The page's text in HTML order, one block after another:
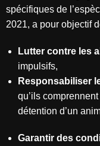
spécifiques de
2021, a pour objectif
Lutter contre les
impulsifs,
Responsabiliser
qu’ils
détention d’un
Garantir des